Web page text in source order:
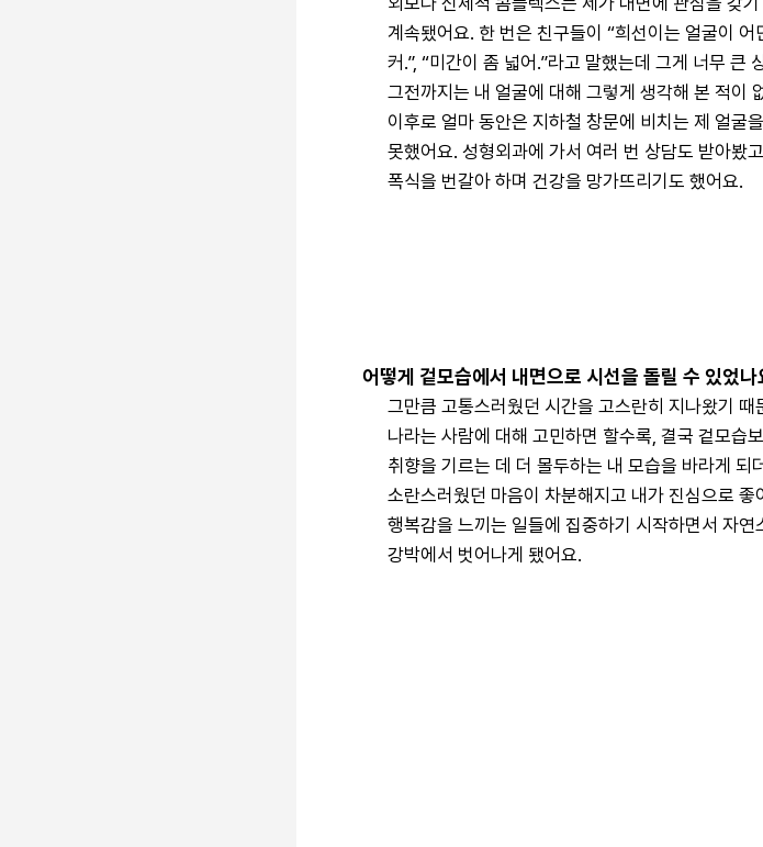
계속됐어요. 한 번은 친구들이 “희선이는 얼굴이 어
커.”, “미간이 좀 넓어.”라고 말했는데 그게 너무 큰
그전까지는 내 얼굴에 대해 그렇게 생각해 본 적이
이후로 얼마 동안은 지하철 창문에 비치는 제 얼굴
못했어요. 성형외과에 가서 여러 번 상담도 받아봤
폭식을 번갈아 하며 건강을 망가뜨리기도 했어요.
나 자신에 대해 고민할수록
어떻게 겉모습에서 내면으로 시선을 돌릴 수 있었나
그만큼 고통스러웠던 시간을 고스란히 지나왔기 때
나라는 사람에 대해 고민하면 할수록, 결국 겉모습
취향을 기르는 데 더 몰두하는 내 모습을 바라게 되
소란스러웠던 마음이 차분해지고 내가 진심으로 좋
행복감을 느끼는 일들에 집중하기 시작하면서 자연
강박에서 벗어나게 됐어요.